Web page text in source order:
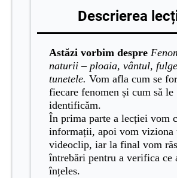
Descrierea
Astăzi vorbim despre
naturii – ploaia, vântul,
tunetele. Vom afla cum se
fiecare fenomen și cum să le
identificăm.
În prima parte a lecției vom
informații, apoi vom viziona
videoclip, iar la final vom
întrebări pentru a verifica ce
înțeles.